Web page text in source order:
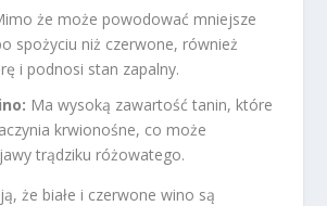
że może powodować mniejsze
spożyciu niż czerwone, również
i podnosi stan zapalny.
Ma wysoką zawartość tanin, które
krwionośne, co może
trądziku różowatego.
że białe i czerwone wino są